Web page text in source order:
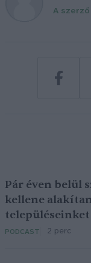
A
Pár éven belül
kellene
településeinket
PODCAST 2 perc